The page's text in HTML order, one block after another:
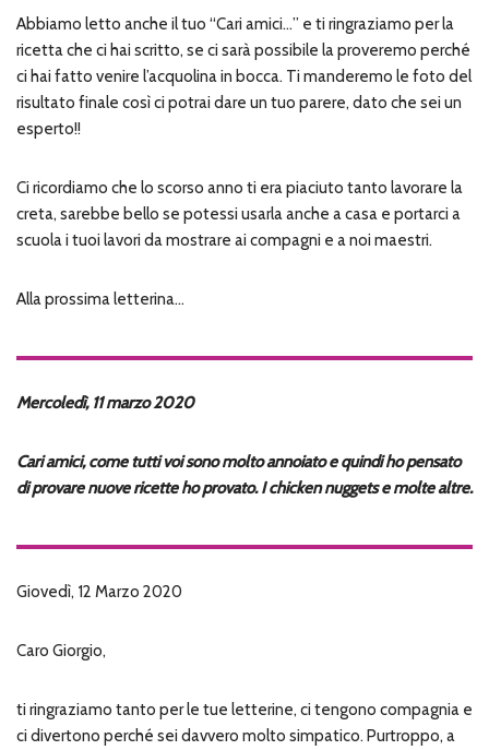
Abbiamo letto anche il tuo “Cari amici…” e ti ringraziamo per la
ricetta che ci hai scritto, se ci sarà possibile la proveremo perché
ci hai fatto venire l’acquolina in bocca. Ti manderemo le foto del
risultato finale così ci potrai dare un tuo parere, dato che sei un
esperto!!
Ci ricordiamo che lo scorso anno ti era piaciuto tanto lavorare la
creta, sarebbe bello se potessi usarla anche a casa e portarci a
scuola i tuoi lavori da mostrare ai compagni e a noi maestri.
Alla prossima letterina…
Mercoledì, 11 marzo 2020
Cari amici, come tutti voi sono molto annoiato e quindi ho pensato
di provare nuove ricette ho provato. I chicken nuggets e molte altre.
Giovedì, 12 Marzo 2020
Caro Giorgio,
ti ringraziamo tanto per le tue letterine, ci tengono compagnia e
ci divertono perché sei davvero molto simpatico. Purtroppo, a